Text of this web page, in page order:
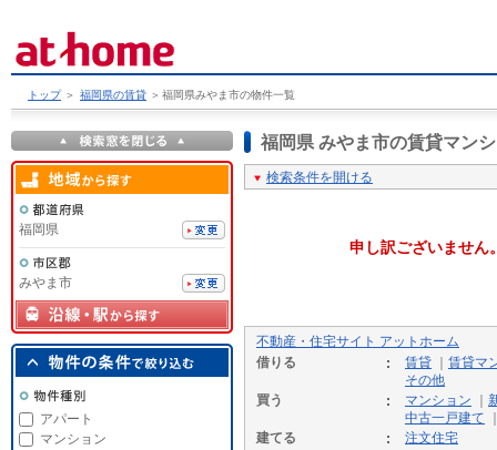
トップ ＞ 福岡県の賃貸 ＞ 福岡県みやま市の物件一覧
福岡県 みやま市の賃貸マン
検索条件を開ける
申し訳ございません
不動産・住宅サイト アットホーム
借りる
賃貸
賃貸マ
その他
買う
マンション
中古一戸建て
建てる
注文住宅
福岡県
みやま市
アパート
マンション